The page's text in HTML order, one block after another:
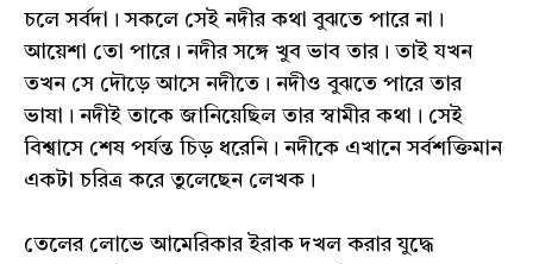
চলে সর্বদা। সকলে সেই নদীর কথা বুঝতে পারে না।
আয়েশা তো পারে। নদীর সঙ্গে খুব ভাব তার। তাই যখন
তখন সে দৌড়ে আসে নদীতে। নদীও বুঝতে পারে তার
ভাষা। নদীই তাকে জানিয়েছিল তার স্বামীর কথা। সেই
বিশ্বাসে শেষ পর্যন্ত চিড় ধরেনি। নদীকে এখানে সর্বশক্তিমান
একটা চরিত্র করে তুলেছেন লেখক।
তেলের লোভে আমেরিকার ইরাক দখল করার যুদ্ধে